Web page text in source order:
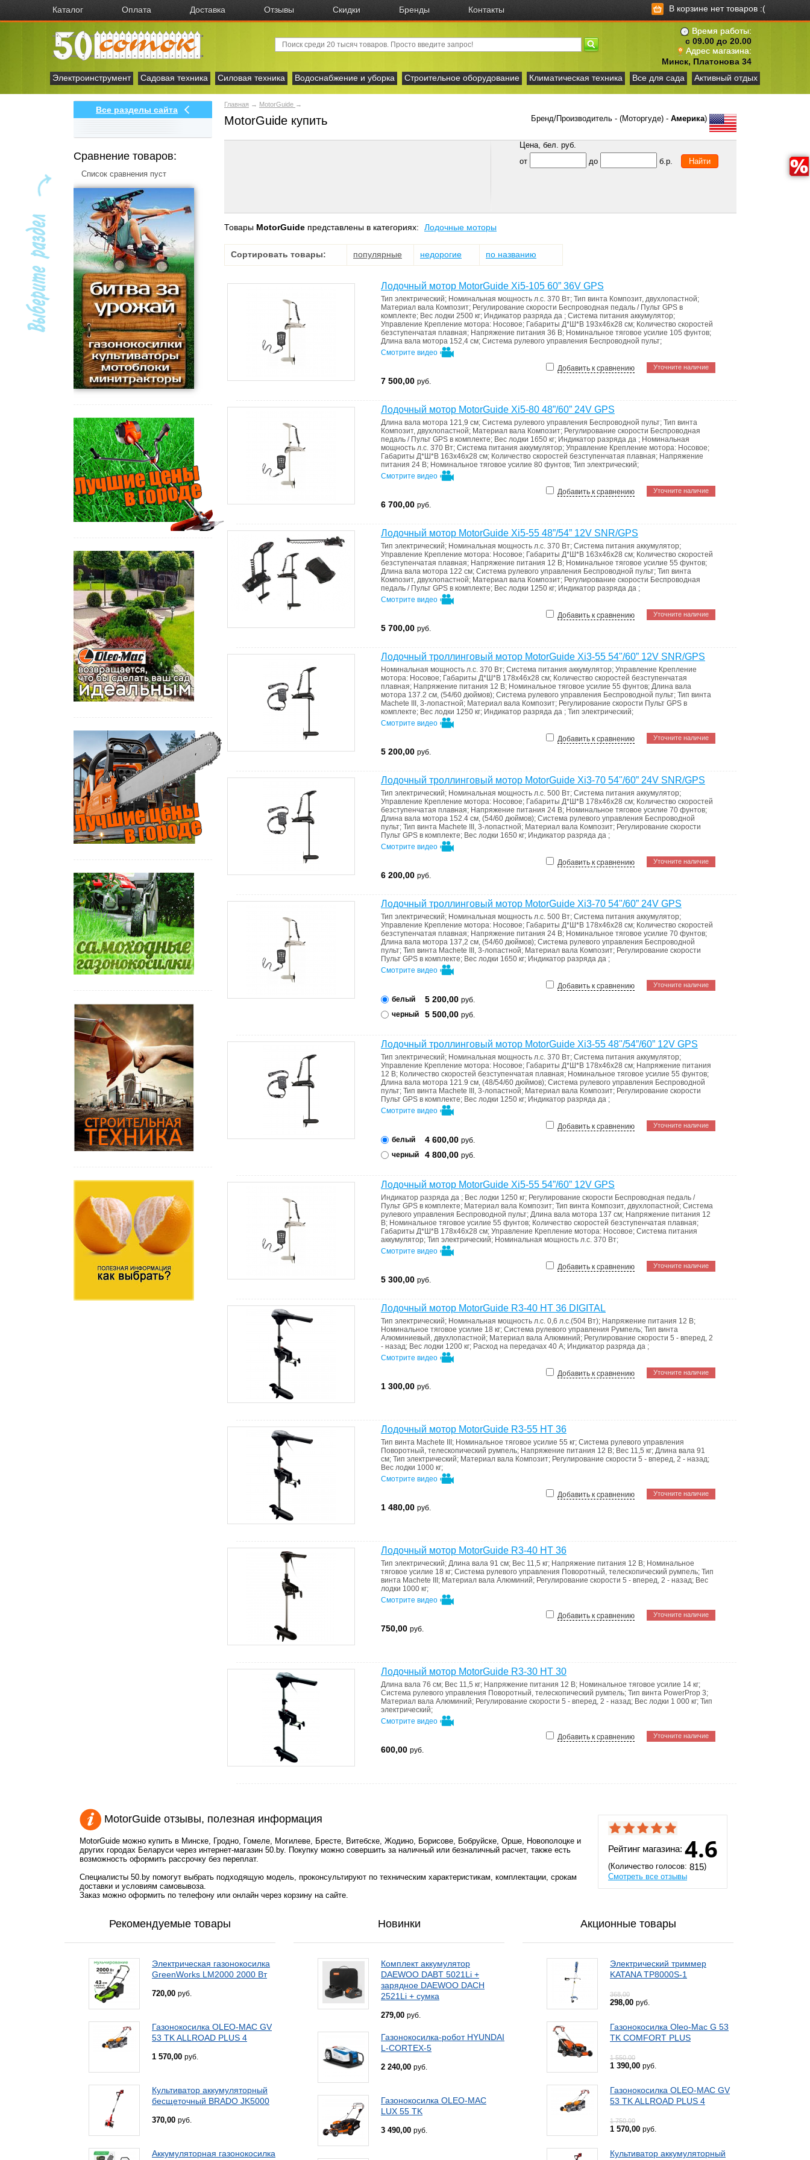
Каталог Оплата Доставка Отзывы Скидки Бренды Контакты В корзине нет товаров :(
Время работы:
с 09.00 до 20.00
Адрес магазина:
Минск, Платонова 34
Электроинструмент
Садовая техника Силовая техника Водоснабжение и уборка Строительное оборудование Климатическая техника Все для сада Активный отдых
Все разделы сайта
Сравнение товаров:
Список сравнения пуст
Главная → MotorGuide →
MotorGuide купить Бренд/Производитель - (Моторгуде) - Америка)
Цена, бел. руб.
от
до б.р.
Товары MotorGuide представлены в категориях: Лодочные моторы
Сортировать товары: популярные недорогие по названию
Лодочный мотор MotorGuide Xi5-105 60” 36V GPS
Тип электрический; Номинальная мощность л.с. 370 Вт; Тип винта Композит, двухлопастной;
Материал вала Композит; Регулирование скорости Беспроводная педаль / Пульт GPS в
комплекте; Вес лодки 2500 кг; Индикатор разряда да ; Система питания аккумулятор;
Управление Крепление мотора: Носовое; Габариты Д*Ш*В 193x46x28 см; Количество скоростей
безступенчатая плавная; Напряжение питания 36 В; Номинальное тяговое усилие 105 фунтов;
Длина вала мотора 152,4 см; Система рулевого управления Беспроводной пульт;
Смотрите видео
Уточните наличие
Добавить к сравнению
7 500,00 руб.
Лодочный мотор MotorGuide Xi5-80 48”/60” 24V GPS
Длина вала мотора 121,9 см; Система рулевого управления Беспроводной пульт; Тип винта
Композит, двухлопастной; Материал вала Композит; Регулирование скорости Беспроводная
педаль / Пульт GPS в комплекте; Вес лодки 1650 кг; Индикатор разряда да ; Номинальная
мощность л.с. 370 Вт; Система питания аккумулятор; Управление Крепление мотора: Носовое;
Габариты Д*Ш*В 163x46x28 см; Количество скоростей безступенчатая плавная; Напряжение
питания 24 В; Номинальное тяговое усилие 80 фунтов; Тип электрический;
Смотрите видео
Уточните наличие
Добавить к сравнению
6 700,00 руб.
Лодочный мотор MotorGuide Xi5-55 48”/54” 12V SNR/GPS
Тип электрический; Номинальная мощность л.с. 370 Вт; Система питания аккумулятор;
Управление Крепление мотора: Носовое; Габариты Д*Ш*В 163x46x28 см; Количество скоростей
безступенчатая плавная; Напряжение питания 12 В; Номинальное тяговое усилие 55 фунтов;
Длина вала мотора 122 см; Система рулевого управления Беспроводной пульт; Тип винта
Композит, двухлопастной; Материал вала Композит; Регулирование скорости Беспроводная
педаль / Пульт GPS в комплекте; Вес лодки 1250 кг; Индикатор разряда да ;
Смотрите видео
Уточните наличие
Добавить к сравнению
5 700,00 руб.
Лодочный троллинговый мотор MotorGuide Xi3-55 54"/60” 12V SNR/GPS
Номинальная мощность л.с. 370 Вт; Система питания аккумулятор; Управление Крепление
мотора: Носовое; Габариты Д*Ш*В 178x46x28 см; Количество скоростей безступенчатая
плавная; Напряжение питания 12 В; Номинальное тяговое усилие 55 фунтов; Длина вала
мотора 137.2 см, (54/60 дюймов); Система рулевого управления Беспроводной пульт; Тип винта
Machete III, 3-лопастной; Материал вала Композит; Регулирование скорости Пульт GPS в
комплекте; Вес лодки 1250 кг; Индикатор разряда да ; Тип электрический;
Смотрите видео
Уточните наличие
Добавить к сравнению
5 200,00 руб.
Лодочный троллинговый мотор MotorGuide Xi3-70 54"/60” 24V SNR/GPS
Тип электрический; Номинальная мощность л.с. 500 Вт; Система питания аккумулятор;
Управление Крепление мотора: Носовое; Габариты Д*Ш*В 178x46x28 см; Количество скоростей
безступенчатая плавная; Напряжение питания 24 В; Номинальное тяговое усилие 70 фунтов;
Длина вала мотора 152.4 см, (54/60 дюймов); Система рулевого управления Беспроводной
пульт; Тип винта Machete III, 3-лопастной; Материал вала Композит; Регулирование скорости
Пульт GPS в комплекте; Вес лодки 1650 кг; Индикатор разряда да ;
Смотрите видео
Уточните наличие
Добавить к сравнению
6 200,00 руб.
Лодочный троллинговый мотор MotorGuide Xi3-70 54"/60” 24V GPS
Тип электрический; Номинальная мощность л.с. 500 Вт; Система питания аккумулятор;
Управление Крепление мотора: Носовое; Габариты Д*Ш*В 178x46x28 см; Количество скоростей
безступенчатая плавная; Напряжение питания 24 В; Номинальное тяговое усилие 70 фунтов;
Длина вала мотора 137,2 см, (54/60 дюймов); Система рулевого управления Беспроводной
пульт; Тип винта Machete III, 3-лопастной; Материал вала Композит; Регулирование скорости
Пульт GPS в комплекте; Вес лодки 1650 кг; Индикатор разряда да ;
Смотрите видео
Уточните наличие
Добавить к сравнению
белый
5 200,00 руб.
черный
5 500,00 руб.
Лодочный троллинговый мотор MotorGuide Xi3-55 48"/54”/60” 12V GPS
Тип электрический; Номинальная мощность л.с. 370 Вт; Система питания аккумулятор;
Управление Крепление мотора: Носовое; Габариты Д*Ш*В 178x46x28 см; Напряжение питания
12 В; Количество скоростей безступенчатая плавная; Номинальное тяговое усилие 55 фунтов;
Длина вала мотора 121.9 см, (48/54/60 дюймов); Система рулевого управления Беспроводной
пульт; Тип винта Machete III, 3-лопастной; Материал вала Композит; Регулирование скорости
Пульт GPS в комплекте; Вес лодки 1250 кг; Индикатор разряда да ;
Смотрите видео
Уточните наличие
Добавить к сравнению
белый
4 600,00 руб.
черный
4 800,00 руб.
Лодочный мотор MotorGuide Xi5-55 54”/60” 12V GPS
Индикатор разряда да ; Вес лодки 1250 кг; Регулирование скорости Беспроводная педаль /
Пульт GPS в комплекте; Материал вала Композит; Тип винта Композит, двухлопастной; Система
рулевого управления Беспроводной пульт; Длина вала мотора 137 см; Напряжение питания 12
В; Номинальное тяговое усилие 55 фунтов; Количество скоростей безступенчатая плавная;
Габариты Д*Ш*В 178x46x28 см; Управление Крепление мотора: Носовое; Система питания
аккумулятор; Тип электрический; Номинальная мощность л.с. 370 Вт;
Смотрите видео
Уточните наличие
Добавить к сравнению
5 300,00 руб.
Лодочный мотор MotorGuide R3-40 HT 36 DIGITAL
Тип электрический; Номинальная мощность л.с. 0,6 л.с.(504 Вт); Напряжение питания 12 В;
Номинальное тяговое усилие 18 кг; Система рулевого управления Румпель; Тип винта
Алюминиевый, двухлопастной; Материал вала Алюминий; Регулирование скорости 5 - вперед, 2
- назад; Вес лодки 1200 кг; Расход на передачах 40 А; Индикатор разряда да ;
Смотрите видео
Уточните наличие
Добавить к сравнению
1 300,00 руб.
Лодочный мотор MotorGuide R3-55 HT 36
Тип винта Machete III ; Номинальное тяговое усилие 55 кг; Система рулевого управления
Поворотный, телескопический румпель; Напряжение питания 12 В; Вес 11,5 кг; Длина вала 91
см; Тип электрический; Материал вала Композит; Регулирование скорости 5 - вперед, 2 - назад;
Вес лодки 1000 кг;
Смотрите видео
Уточните наличие
Добавить к сравнению
1 480,00 руб.
Лодочный мотор MotorGuide R3-40 HT 36
Тип электрический; Длина вала 91 см; Вес 11,5 кг; Напряжение питания 12 В; Номинальное
тяговое усилие 18 кг; Система рулевого управления Поворотный, телескопический румпель; Тип
винта Machete III ; Материал вала Алюминий; Регулирование скорости 5 - вперед, 2 - назад; Вес
лодки 1000 кг;
Смотрите видео
Уточните наличие
Добавить к сравнению
750,00 руб.
Лодочный мотор MotorGuide R3-30 HT 30
Длина вала 76 см; Вес 11,5 кг; Напряжение питания 12 В; Номинальное тяговое усилие 14 кг;
Система рулевого управления Поворотный, телескопический румпель; Тип винта PowerProp 3;
Материал вала Алюминий; Регулирование скорости 5 - вперед, 2 - назад; Вес лодки 1 000 кг; Тип
электрический;
Смотрите видео
Уточните наличие
Добавить к сравнению
600,00 руб.
MotorGuide отзывы, полезная информация
MotorGuide можно купить в Минске, Гродно, Гомеле, Могилеве, Бресте, Витебске, Жодино, Борисове, Бобруйске, Орше, Новополоцке и
других городах Беларуси через интернет-магазин 50.by. Покупку можно совершить за наличный или безналичный расчет, также есть
возможность оформить рассрочку без переплат.
Специалисты 50.by помогут выбрать подходящую модель, проконсультируют по техническим характеристикам, комплектации, срокам
доставки и условиям самовывоза.
Заказ можно оформить по телефону или онлайн через корзину на сайте.
Рейтинг магазина: 4.6
(Количество голосов: 815)
Смотреть все отзывы
Рекомендуемые товары
Электрическая газонокосилка
GreenWorks LM2000 2000 Вт
720,00 руб.
Газонокосилка OLEO-MAC GV
53 TK ALLROAD PLUS 4
1 570,00 руб.
Культиватор аккумуляторный
бесщеточный BRADO JK5000
370,00 руб.
Аккумуляторная газонокосилка
Новинки
Комплект аккумулятор
DAEWOO DABT 5021Li +
зарядное DAEWOO DACH
2521Li + сумка
279,00 руб.
Газонокосилка-робот HYUNDAI
L-CORTEX-5
2 240,00 руб.
Газонокосилка OLEO-MAC
LUX 55 TK
3 490,00 руб.
Акционные товары
Электрический триммер
KATANA TP8000S-1
368,00
298,00 руб.
Газонокосилка Oleo-Mac G 53
TK COMFORT PLUS
1 550,00
1 390,00 руб.
Газонокосилка OLEO-MAC GV
53 TK ALLROAD PLUS 4
1 750,00
1 570,00 руб.
Культиватор аккумуляторный